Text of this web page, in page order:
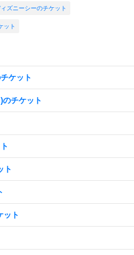
ズニーシーのチケット
ット
ケット
のチケット
ト
ット